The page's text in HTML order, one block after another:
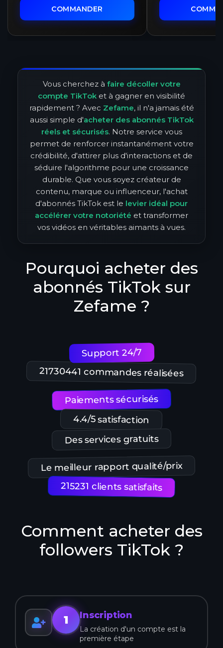
COMMANDER
Vous cherchez à faire décoller votre
compte TikTok et à gagner en visibilité
rapidement ? Avec Zefame, il n'a jamais été
aussi simple d'acheter des abonnés TikTok
réels et sécurisés. Notre service vous
permet de renforcer instantanément votre
crédibilité, d'attirer plus d'interactions et de
séduire l'algorithme pour une croissance
durable. Que vous soyez créateur de
contenu, marque ou influenceur, l'achat
d'abonnés TikTok est le levier idéal pour
accélérer votre notoriété et transformer
vos vidéos en véritables aimants à vues.
Pourquoi acheter des
abonnés TikTok sur
Zefame ?
21730441 commandes réalisées
Support 24/7
Paiements sécurisés
4.4/5 satisfaction
Des services gratuits
Le meilleur rapport qualité/prix
215231 clients satisfaits
Comment acheter des
followers TikTok ?
1 Inscription
La création d'un compte est la
première étape